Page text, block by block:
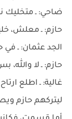
ضاحي: ـ متخليك
حازم: ـ معلش،
الجد عثمان: ـ في
حازم: ـ لا
غالية: ـ اطلع
ليتركهم حازم